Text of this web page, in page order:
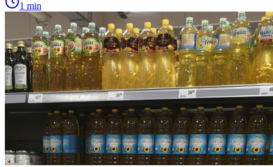
1 min